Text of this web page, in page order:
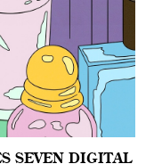
SEVEN DIGITAL